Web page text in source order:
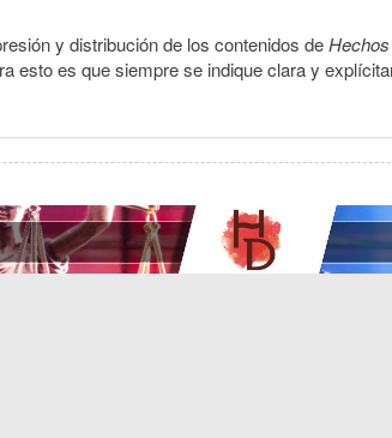
y distribución de los contenidos de
esto es que siempre se indique clara y